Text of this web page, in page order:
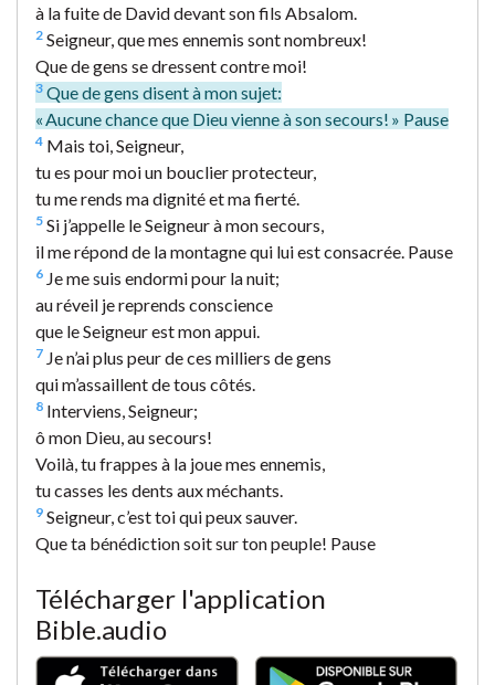
à la fuite de David devant son fils Absalom.
2 Seigneur, que mes ennemis sont nombreux!
Que de gens se dressent contre moi!
3 Que de gens disent à mon sujet:
« Aucune chance que Dieu vienne à son secours! » Pause
4 Mais toi, Seigneur,
tu es pour moi un bouclier protecteur,
tu me rends ma dignité et ma fierté.
5 Si j’appelle le Seigneur à mon secours,
il me répond de la montagne qui lui est consacrée. Pause
6 Je me suis endormi pour la nuit;
au réveil je reprends conscience
que le Seigneur est mon appui.
7 Je n’ai plus peur de ces milliers de gens
qui m’assaillent de tous côtés.
8 Interviens, Seigneur;
ô mon Dieu, au secours!
Voilà, tu frappes à la joue mes ennemis,
tu casses les dents aux méchants.
9 Seigneur, c’est toi qui peux sauver.
Que ta bénédiction soit sur ton peuple! Pause
Télécharger l'application
Bible.audio